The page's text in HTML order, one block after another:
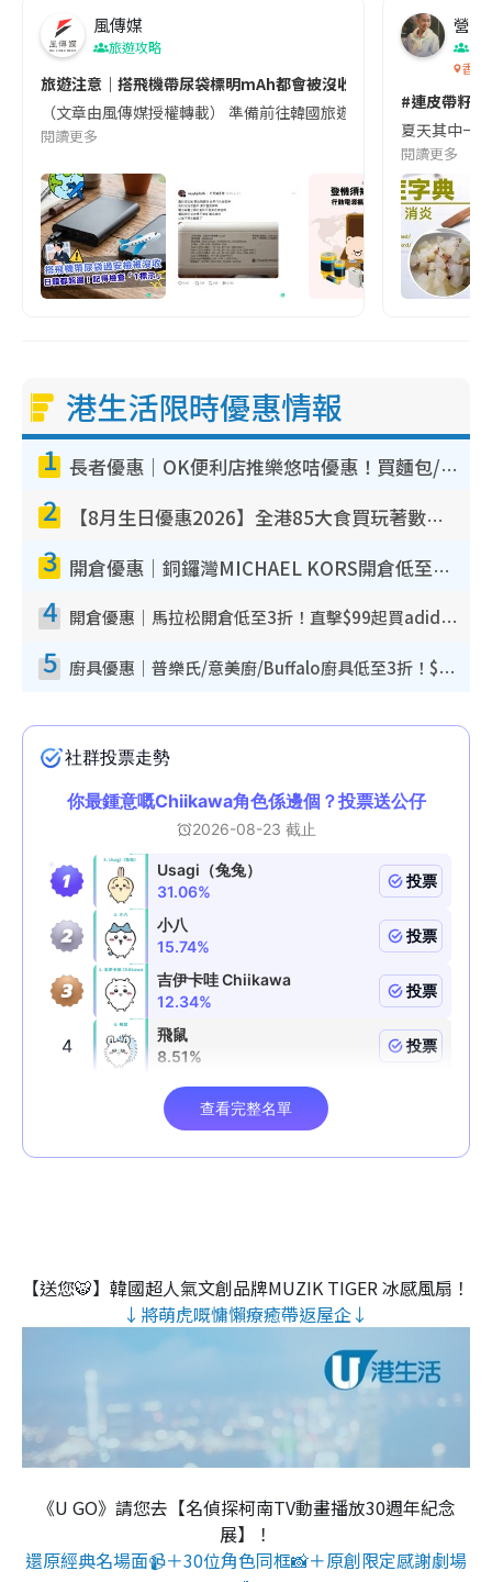
風傳媒
旅遊攻略
旅遊注意｜搭飛機帶尿袋標明mAh都會被沒收😱出發前切記檢查
（文章由風傳媒授權轉載） 準備前往韓國旅遊的民眾，近期要
閱讀更多
營養
香港
#連皮帶籽
夏天其中一
閱讀更多
港生活限時優惠情報
1 長者優惠｜OK便利店推樂悠咭優惠！買麵包/牛奶/保健品拍卡即減
2 【8月生日優惠2026】全港85大食買玩著數攻略 自助餐/火鍋放題同行免費＋誠品/DONKI送現金券
3 開倉優惠｜銅鑼灣MICHAEL KORS開倉低至17折！直擊$500起買手袋/銀包/鞋款 必買經典Jet Set系列
4 開倉優惠｜馬拉松開倉低至3折！直擊$99起買adidas／New Balance／Puma鞋款 STANLEY保溫杯劈價至$119起
5 廚具優惠｜普樂氏/意美廚/Buffalo廚具低至3折！$89起買煎鍋／炒鑊／個人鍋 同場小家電激減至$99起
【送您🐯】韓國超人氣文創品牌MUZIK TIGER 冰感風扇！
↓將萌虎嘅慵懶療癒帶返屋企↓
《U GO》請您去【名偵探柯南TV動畫播放30週年紀念
展】！
還原經典名場面📹＋30位角色同框📸＋原創限定感謝劇場